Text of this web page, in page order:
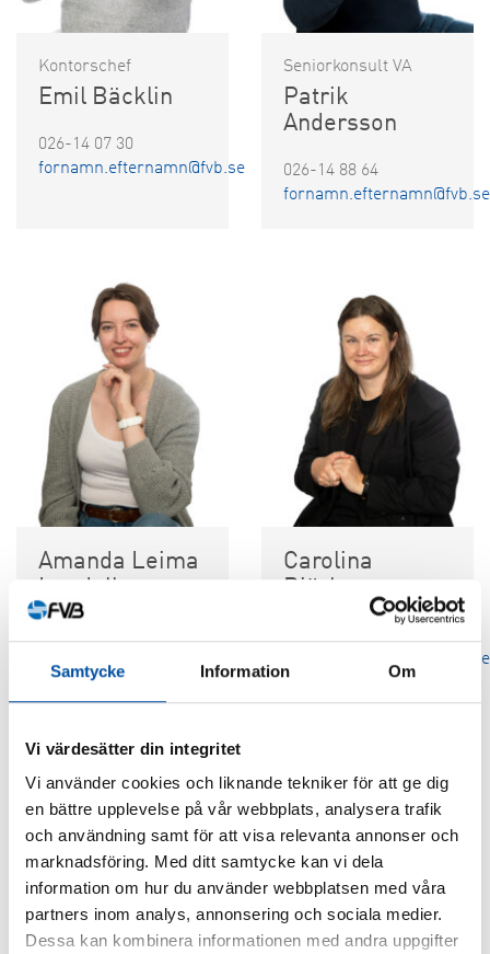
Samtycke Information Om
Vi värdesätter din integritet
Vi använder cookies och liknande tekniker för att ge dig
en bättre upplevelse på vår webbplats, analysera trafik
och användning samt för att visa relevanta annonser och
marknadsföring. Med ditt samtycke kan vi dela
information om hur du använder webbplatsen med våra
partners inom analys, annonsering och sociala medier.
Dessa kan kombinera informationen med andra uppgifter
Kontorschef
Emil Bäcklin
026-14 07 30
fornamn.efternamn@fvb.se
Seniorkonsult VA
Patrik
Andersson
026-14 88 64
fornamn.efternamn@fvb.se
Amanda Leima
Lundell
Carolina
Björkman
fornamn.efternamn@fvb.se